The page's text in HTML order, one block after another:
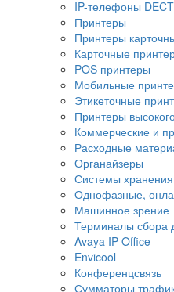
IP-телефоны DECT
Принтеры
Принтеры
Карточные
POS принтеры
Мобильные
Этикеточные
Принтеры
Коммерческие и
Расходные
Органайзеры
Системы
Однофазные,
Машинное зрение
Терминалы сбора
Avaya IP Office
Envicool
Конференцсвязь
Сумматоры